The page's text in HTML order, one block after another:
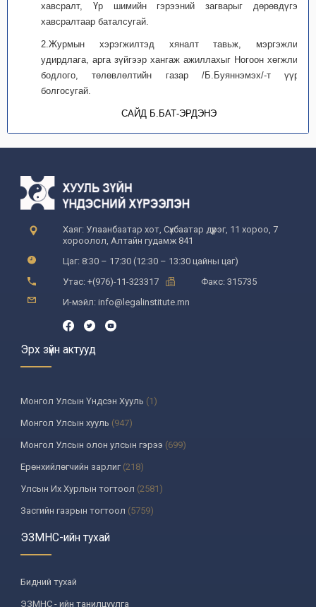
хавсралт, Үр шимийн гэрээний загварыг дөрөвдүгээр
хавсралтаар баталсугай.
2.Журмын хэрэгжилтэд хяналт тавьж, мэргэжлийн
удирдлага, арга зүйгээр хангаж ажиллахыг Ногоон хөгжлийн
бодлого, төлөвлөлтийн газар /Б.Буяннэмэх/-т үүрэг
болгосугай.
САЙД Б.БАТ-ЭРДЭНЭ
Хаяг: Улаанбаатар хот, Сүхбаатар дүүрэг, 11 хороо, 7
хороолол, Алтайн гудамж 841
Цаг: 8:30 – 17:30 (12:30 – 13:30 цайны цаг)
Утас: +(976)-11-323317
Факс: 315735
И-мэйл: info@legalinstitute.mn
Эрх зүйн актууд
Монгол Улсын Үндсэн Хууль (1)
Монгол Улсын хууль (947)
Монгол Улсын олон улсын гэрээ (699)
Ерөнхийлөгчийн зарлиг(218)
Улсын Их Хурлын тогтоол (2581)
Засгийн газрын тогтоол (5759)
Үндсэн хуулийн цэцийн шийдвэр
Улсын дээд шүүхийн тогтоол
УИХ-аас томилогддог байгууллагын дарга, түүнтэй адилтгах албан
тушаалтны шийдвэр
ЭЗМНС-ийн тухай
Бидний тухай
ЭЗМНС - ийн танилцуулга